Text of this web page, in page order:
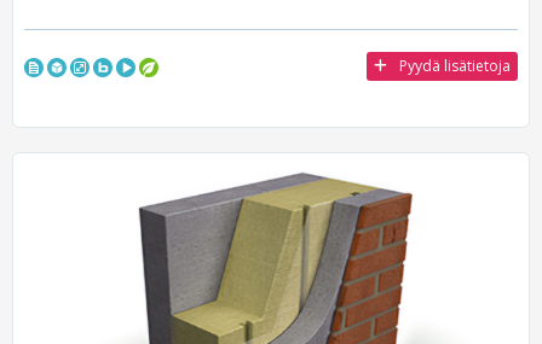
Pyydä lisätietoja